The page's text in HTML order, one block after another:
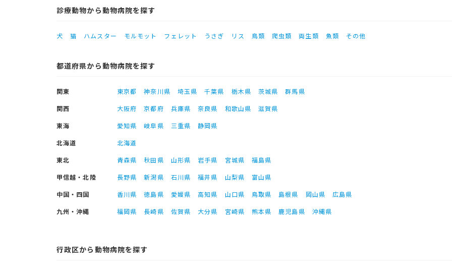
診療動物から動物病院を探す
犬 猫 ハムスター モルモット フェレット うさぎ リス 鳥類 爬虫類 両生類 魚類 その他
都道府県から動物病院を探す
関東 東京都 神奈川県 埼玉県 千葉県 栃木県 茨城県
群馬県
関西
大阪府 京都府 兵庫県 奈良県 和歌山県
滋賀県
東海
愛知県 岐阜県 三重県
静岡県
北海道
北海道
東北
青森県 秋田県 山形県 岩手県 宮城県
福島県
甲信越・北陸
長野県 新潟県 石川県 福井県 山梨県
富山県
中国・四国
香川県 徳島県 愛媛県 高知県 山口県 鳥取県 島根県 岡山県
広島県
九州・沖縄
福岡県 長崎県 佐賀県 大分県 宮崎県 熊本県 鹿児島県 沖縄県
行政区から動物病院を探す